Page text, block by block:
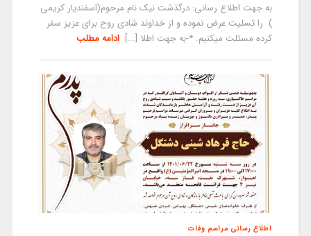
به جهت اطلاع رسانی: درگذشت نیک نام مرحوم(اسفندیار کریمی
) را تسلیت عرض نموده و از خداوند شادی روح برای عزیز سفر
کرده مسئلت میکنیم. *-به جهت اطلا [...] ادامه مطلب
اطلاع رسانی مراسم وفات